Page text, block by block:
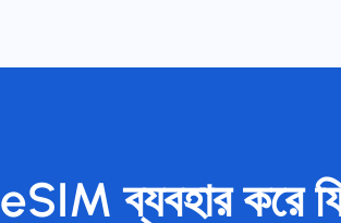
eSIM ব্যবহার করে